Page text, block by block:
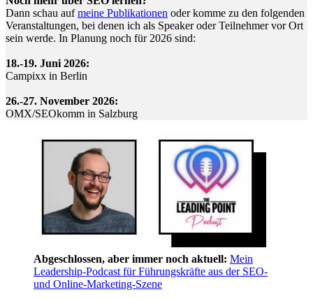
Dann schau aufmeine Publikationen oder komme zu den folgenden
Veranstaltungen, bei denen ich als Speaker oder Teilnehmer vor Ort
sein werde. In Planung noch für 2026 sind:
18.-19. Juni 2026:
Campixx in Berlin
26.-27. November 2026:
OMX/SEOkomm in Salzburg
Abgeschlossen, aber immer noch aktuell: Mein
Leadership-Podcast für Führungskräfte aus der SEO-
und Online-Marketing-Szene